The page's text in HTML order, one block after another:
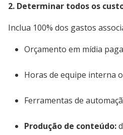
2. Determinar todos os
Inclua 100% dos gastos
Orçamento em mídia
Horas de equipe interna
Ferramentas de
Produção de conteúdo: